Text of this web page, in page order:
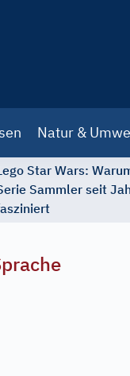
Natur &
Star Wars:
Sammler seit